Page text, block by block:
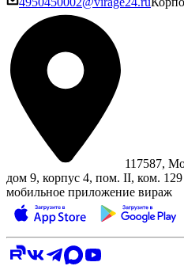
117587,
дом 9, корпус 4, пом. II, ком. 129
мобильное приложение вираж